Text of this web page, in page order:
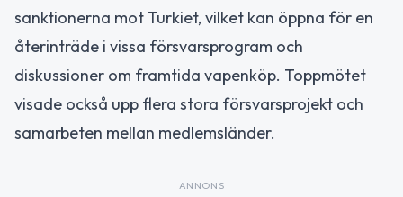
sanktionerna mot Turkiet, vilket kan öppna för en
återinträde i vissa försvarsprogram och
diskussioner om framtida vapenköp. Toppmötet
visade också upp flera stora försvarsprojekt och
samarbeten mellan medlemsländer.
ANNONS